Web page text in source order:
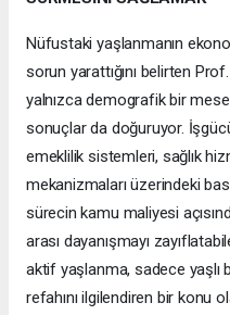
Nüfustaki yaşlanmanın
sorun yarattığını belirten
yalnızca demografik bir
sonuçlar da doğuruyor.
emeklilik sistemleri, sağlık
mekanizmaları üzerindeki
sürecin kamu maliyesi
arası dayanışmayı
aktif yaşlanma, sadece yaşlı
refahını ilgilendiren bir konu